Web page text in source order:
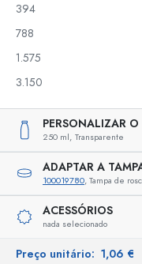
394
788
1.575
3.150
PERSONALIZAR
250 ml, Transparente
ADAPTAR A
100019780, Tampa de
ACESSÓRIOS
nada selecionado
Preço unitário: 1,06 €